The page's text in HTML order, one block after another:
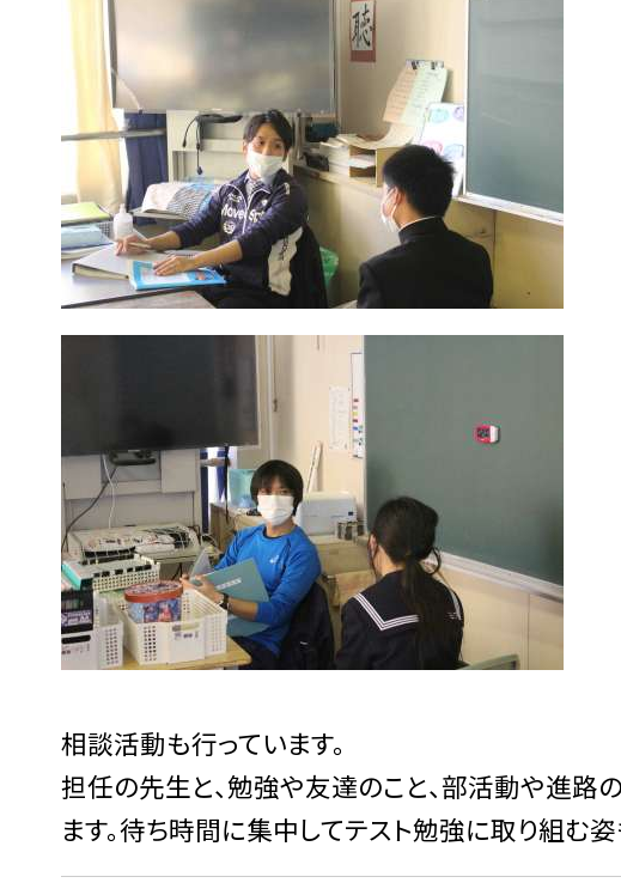
相談活動も行っています。
担任の先生と、勉強や友達のこと、部活動や進路
ます。待ち時間に集中してテスト勉強に取り組む姿